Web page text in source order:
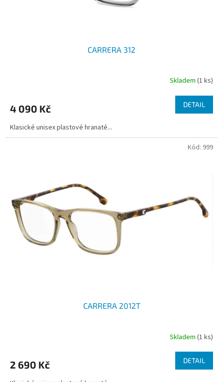
CARRERA 312
Skladem (1 ks)
4 090 Kč DETAIL
Klasické unisex plastové hranaté...
CARRERA 2012T
Skladem (1 ks)
2 690 Kč DETAIL
Kód: 999